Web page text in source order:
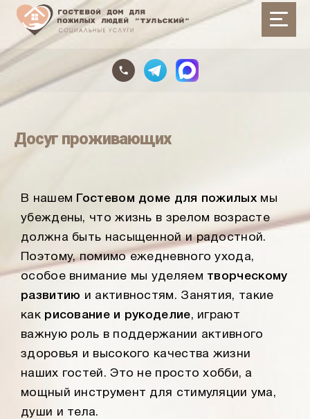
Досуг проживающих
В нашем Гостевом доме для пожилыхмы
убеждены, что жизнь в зрелом возрасте
должна быть насыщенной и радостной.
Поэтому, помимо ежедневного ухода,
особое внимание мы уделяем творческому
развитию и активностям. Занятия, такие
как рисование и рукоделие, играют
важную роль в поддержании активного
здоровья и высокого качества жизни
наших гостей. Это не просто хобби, а
мощный инструмент для стимуляции ума,
души и тела.